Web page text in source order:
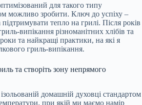
для такого типу
можливо зробити. Ключ до успіху –
тепло на грилі. Після років
випікання різноманітних хлібів та
та найкращі практики, на які я
гриль-випікання.
та створіть зону непрямого
домашній духовці стандартом
при якій ми маємо намір